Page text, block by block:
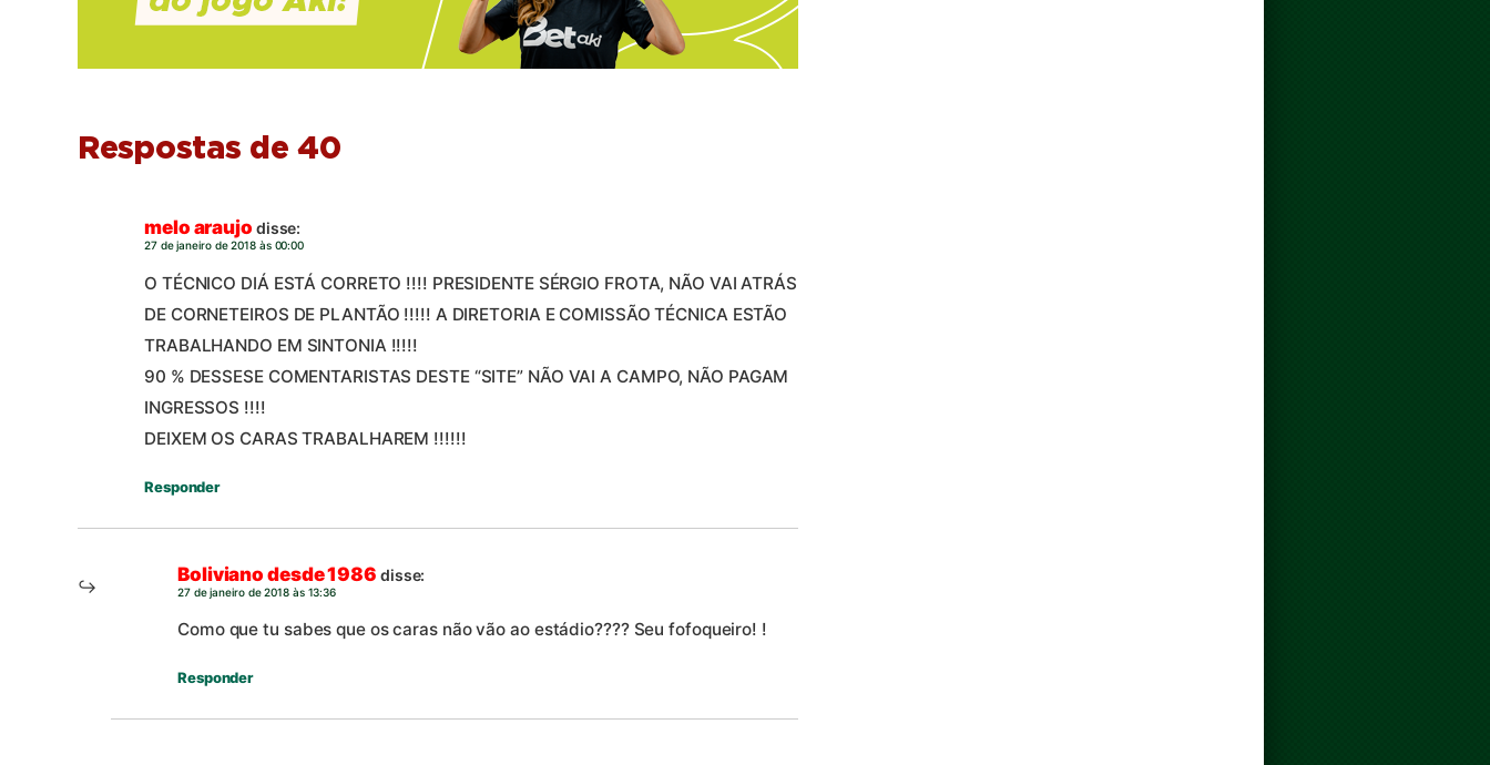
Respostas de 40
melo araujo disse:
27 de janeiro de 2018 às 00:00
O TÉCNICO DIÁ ESTÁ CORRETO !!!! PRESIDENTE SÉRGIO FROTA, NÃO VAI ATRÁS
DE CORNETEIROS DE PLANTÃO !!!!! A DIRETORIA E COMISSÃO TÉCNICA ESTÃO
TRABALHANDO EM SINTONIA !!!!!
90 % DESSESE COMENTARISTAS DESTE “SITE” NÃO VAI A CAMPO, NÃO PAGAM
INGRESSOS !!!!
DEIXEM OS CARAS TRABALHAREM !!!!!!
Responder
Boliviano desde 1986 disse:
27 de janeiro de 2018 às 13:36
Como que tu sabes que os caras não vão ao estádio???? Seu fofoqueiro! !
Responder